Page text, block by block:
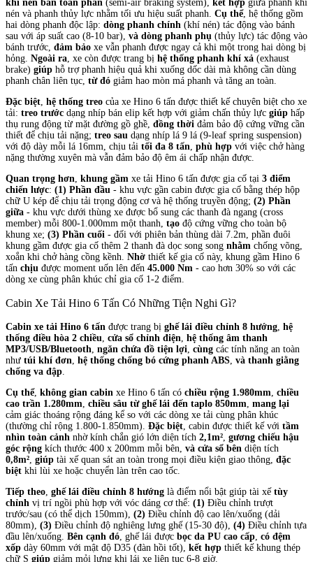
khí nén bán toàn phần (semi-air braking system), kết hợp giữa phanh khí
nén và phanh thủy lực nhằm tối ưu hiệu suất phanh. Cụ thể, hệ thống gồm
hai dòng phanh độc lập: dòng phanh chính (khí nén) tác động vào bánh
sau với áp suất cao (8-10 bar), và dòng phanh phụ (thủy lực) tác động vào
bánh trước, đảm bảo xe vẫn phanh được ngay cả khi một trong hai dòng bị
hỏng. Ngoài ra , xe còn được trang bị hệ thống phanh khí xả (exhaust
brake) giúp hỗ trợ phanh hiệu quả khi xuống dốc dài mà không cần dùng
phanh chân liên tục, từ đó giảm hao mòn má phanh và tăng an toàn.
Đặc biệt hệ thống treo của xe Hino 6 tấn được thiết kế chuyên biệt cho xe
tải: treo trước dạng nhíp bán elip kết hợp với giảm chấn thủy lực giúp hấp
thụ rung động từ mặt đường gồ ghề, đồng thời đảm bảo độ cứng vững cần
thiết để chịu tải nặng; treo sau dạng nhíp lá 9 lá (9-leaf spring suspension)
với độ dày mỗi lá 16mm, chịu tải tối đa 8 tấn phù hợp với việc chở hàng
nặng thường xuyên mà vẫn đảm bảo độ êm ái chấp nhận được.
Quan trọng hơn khung gầm xe tải Hino 6 tấn được gia cố tại 3 điểm
chiến lược: (1) Phần đầu - khu vực gần cabin được gia cố bằng thép hộp
chữ U kép để chịu tải trọng động cơ và hệ thống truyền động; (2) Phần
giữa - khu vực dưới thùng xe được bổ sung các thanh đà ngang (cross
member) mỗi 800-1.000mm một thanh, tạo độ cứng vững cho toàn bộ
khung xe; (3) Phần cuối - đối với phiên bản thùng dài 7.2m, phần đuôi
khung gầm được gia cố thêm 2 thanh đà dọc song song nhằm chống võng,
xoắn khi chở hàng cồng kềnh. Nhờ thiết kế gia cố này, khung gầm Hino 6
tấn chịu được moment uốn lên đến 45.000 Nm - cao hơn 30% so với các
dòng xe cùng phân khúc chỉ gia cố 1-2 điểm.
Cabin Xe Tải Hino 6 Tấn Có Những Tiện Nghi Gì?
Cabin xe tải Hino 6 tấn được trang bị ghế lái điều chỉnh 8 hướng, hệ
thống điều hòa 2 chiều, cửa sổ chỉnh điện, hệ thống âm thanh
MP3/USB/Bluetooth, ngăn chứa đồ tiện lợi, cùng các tính năng an toàn
như túi khí đơn, hệ thống chống bó cứng phanh ABS, và thanh giằng
chống va đập.
Cụ thể, không gian cabin xe Hino 6 tấn có chiều rộng 1.980mm, chiều
cao trần 1.280mm, chiều sâu từ ghế lái đến taplo 850mm, mang lại
cảm giác thoáng rộng đáng kể so với các dòng xe tải cùng phân khúc
(thường chỉ rộng 1.800-1.850mm). Đặc biệt, cabin được thiết kế với tầm
nhìn toàn cảnh nhờ kính chắn gió lớn diện tích 2,1m², gương chiếu hậu
góc rộng kích thước 400 x 200mm mỗi bên, và cửa sổ bên diện tích
0,8m², giúp tài xế quan sát an toàn trong mọi điều kiện giao thông, đặc
biệt khi lùi xe hoặc chuyển làn trên cao tốc.
Tiếp theo, ghế lái điều chỉnh 8 hướng là điểm nổi bật giúp tài xế tùy
chỉnh vị trí ngồi phù hợp với vóc dáng cơ thể: (1) Điều chỉnh trượt
trước/sau (có thể dịch 150mm), (2) Điều chỉnh độ cao lên/xuống (dải
80mm), (3) Điều chỉnh độ nghiêng lưng ghế (15-30 độ), (4) Điều chỉnh tựa
đầu lên/xuống. Bên cạnh đó, ghế lái được bọc da PU cao cấp, có đệm
xốp dày 60mm với mật độ D35 (đàn hồi tốt), kết hợp thiết kế khung thép
chữ S giúp giảm mỏi lưng khi lái xe liên tục 6-8 giờ.